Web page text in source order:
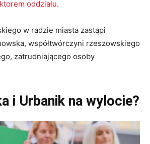
oddziału.
w radzie miasta zastąpi
współtwórczyni rzeszowskiego
zatrudniającego osoby
i Urbanik na wylocie?